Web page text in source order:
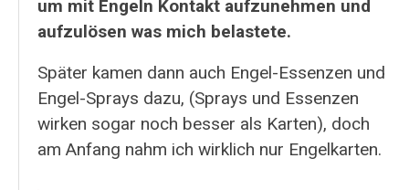
um mit Engeln Kontakt aufzunehmen und
aufzulösen was mich belastete.
Später kamen dann auch Engel-Essenzen und
Engel-Sprays dazu, (Sprays und Essenzen
wirken sogar noch besser als Karten), doch
am Anfang nahm ich wirklich nur Engelkarten.